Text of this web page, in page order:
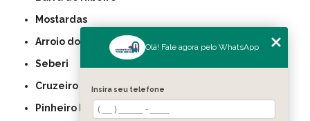
Mostardas
Arroio do Tigre
Seberi
Cruzeiro do Sul
Pinheiro Machado
Olá! Fale agora pelo WhatsApp
Insira seu telefone